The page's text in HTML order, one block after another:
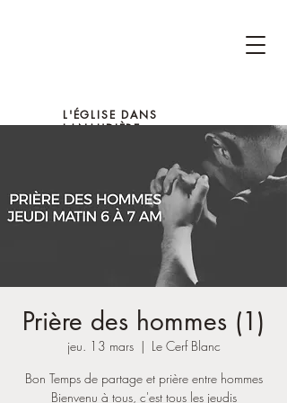
L'ÉGLISE DANS
LANAUDIÈRE
Prière des hommes (1)
jeu. 13 mars
  |
Le Cerf Blanc
Bon Temps de partage et prière entre hommes
Bienvenu à tous, c'est tous les jeudis